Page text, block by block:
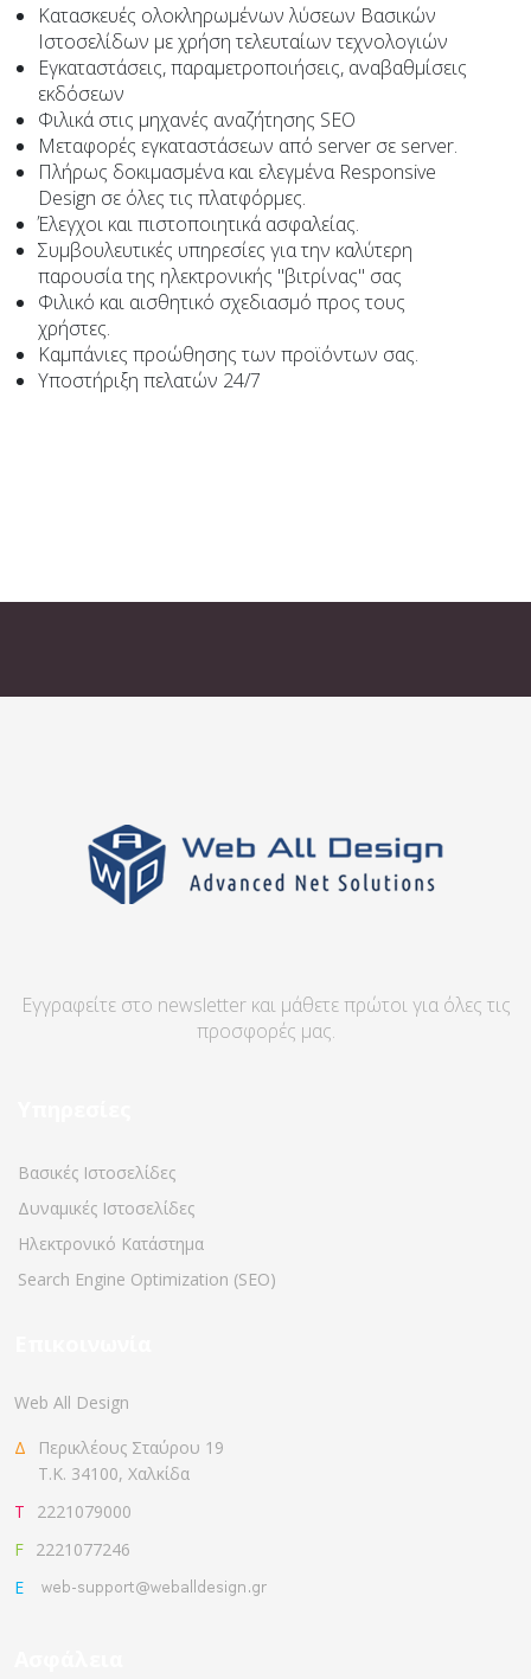
Kατασκευές ολοκληρωμένων λύσεων Βασικών
Ιστοσελίδων με χρήση τελευταίων τεχνολογιών
Εγκαταστάσεις, παραμετροποιήσεις, αναβαθμίσεις
εκδόσεων
Φιλικά στις μηχανές αναζήτησης SEO
Μεταφορές εγκαταστάσεων από server σε server.
Πλήρως δοκιμασμένα και ελεγμένα Responsive
Design σε όλες τις πλατφόρμες.
Έλεγχοι και πιστοποιητικά ασφαλείας.
Συμβουλευτικές υπηρεσίες για την καλύτερη
παρουσία της ηλεκτρονικής "βιτρίνας" σας
Φιλικό και αισθητικό σχεδιασμό προς τους
χρήστες.
Καμπάνιες προώθησης των προϊόντων σας.
Υποστήριξη πελατών 24/7
Εγγραφείτε στο newsletter και μάθετε πρώτοι για όλες τις
προσφορές μας.
Βασικές Ιστοσελίδες
Δυναμικές Ιστοσελίδες
Ηλεκτρονικό Κατάστημα
Search Engine Optimization (SEO)
Web All Design
ΔΠερικλέους Σταύρου 19
Τ.Κ. 34100, Χαλκίδα
T2221079000
F2221077246
E